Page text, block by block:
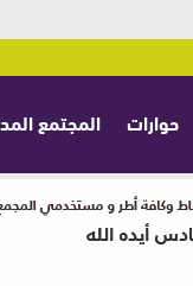
حوارات المجتمع